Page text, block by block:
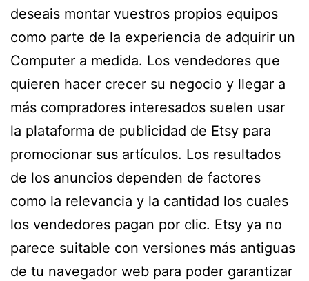
deseais montar vuestros propios equipos
como parte de la experiencia de adquirir un
Computer a medida. Los vendedores que
quieren hacer crecer su negocio y llegar a
más compradores interesados suelen usar
la plataforma de publicidad de Etsy para
promocionar sus artículos. Los resultados
de los anuncios dependen de factores
como la relevancia y la cantidad los cuales
los vendedores pagan por clic. Etsy ya no
parece suitable con versiones más antiguas
de tu navegador web para poder garantizar